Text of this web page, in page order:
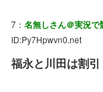
7： 名無しさん＠実況で
ID:Py7Hpwvn0.net
福永と川田は割引